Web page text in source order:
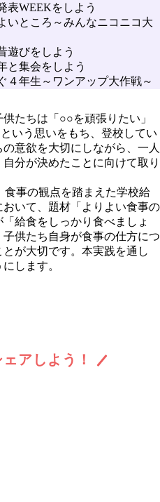
WEEKをしよう
ところ～みんなニコニコ大
びをしよう
集会をしよう
年生～ワンアップ大作戦～
たちは「○○を頑張りたい」
いう思いをもち、登校してい
意欲を大切にしながら、一人
分が決めたことに向けて取り
事の観点を踏まえた学校給
いて、題材「よりよい食事の
給食をしっかり食べましょ
供たち自身が食事の仕方につ
が大切です。本実践を通し
します。
アしよう！